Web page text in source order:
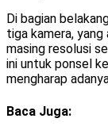
Di bagian
tiga kamera, yang
masing resolusi
ini untuk ponsel
mengharap
Baca Juga: